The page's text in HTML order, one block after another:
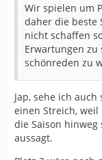
Wir spielen um
daher die beste
nicht schaffen
Erwartungen zu
schönreden zu
Jap, sehe ich
einen Streich,
die Saison hinweg
aussagt.